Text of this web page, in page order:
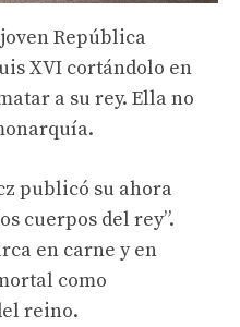
República
XVI cortándolo en
a su rey. Ella no
publicó su ahora
cuerpos del rey”.
en carne y en
como
reino.